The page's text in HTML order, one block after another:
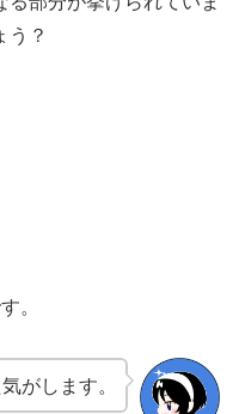
う？
。
がします。